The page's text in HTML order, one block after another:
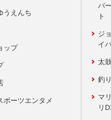
うえんち
ップ
ポーツエンタメ
バ
ト
ジ
イ
太
釣
マ
リ